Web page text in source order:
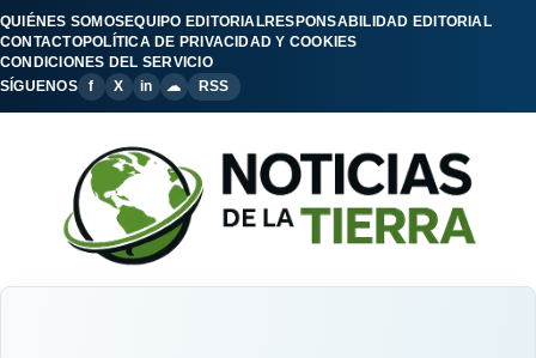
QUIÉNES SOMOSEQUIPO EDITORIALRESPONSABILIDAD EDITORIAL
CONTACTOPOLÍTICA DE PRIVACIDAD Y COOKIES
CONDICIONES DEL SERVICIO
SÍGUENOS
f X in ☁ RSS